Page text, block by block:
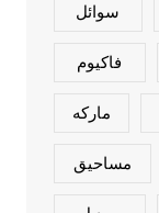
سوائل
فاكيوم
ماركه
مساحيق